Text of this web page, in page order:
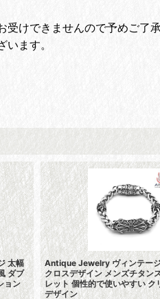
けできませんので予めご了承
ます。
太幅
ダブ
ョン
Antique Jewelry ヴィンテー
クロスデザイン メンズチタン
レット 個性的で使いやすい ク
デザイン